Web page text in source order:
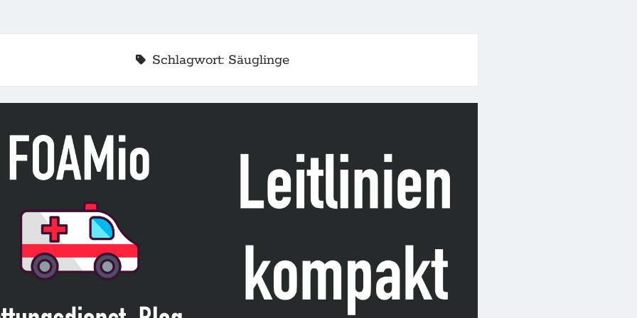
Schlagwort: Säuglinge